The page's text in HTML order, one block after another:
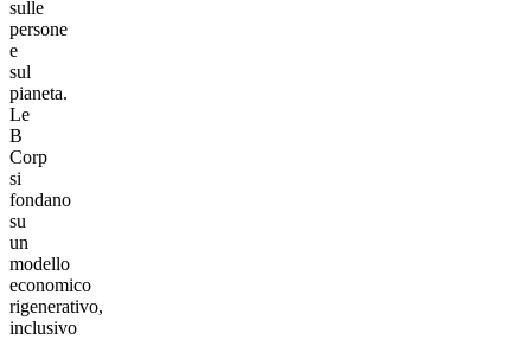
sulle
persone
e
sul
pianeta.
Le
B
Corp
si
fondano
su
un
modello
economico
rigenerativo,
inclusivo